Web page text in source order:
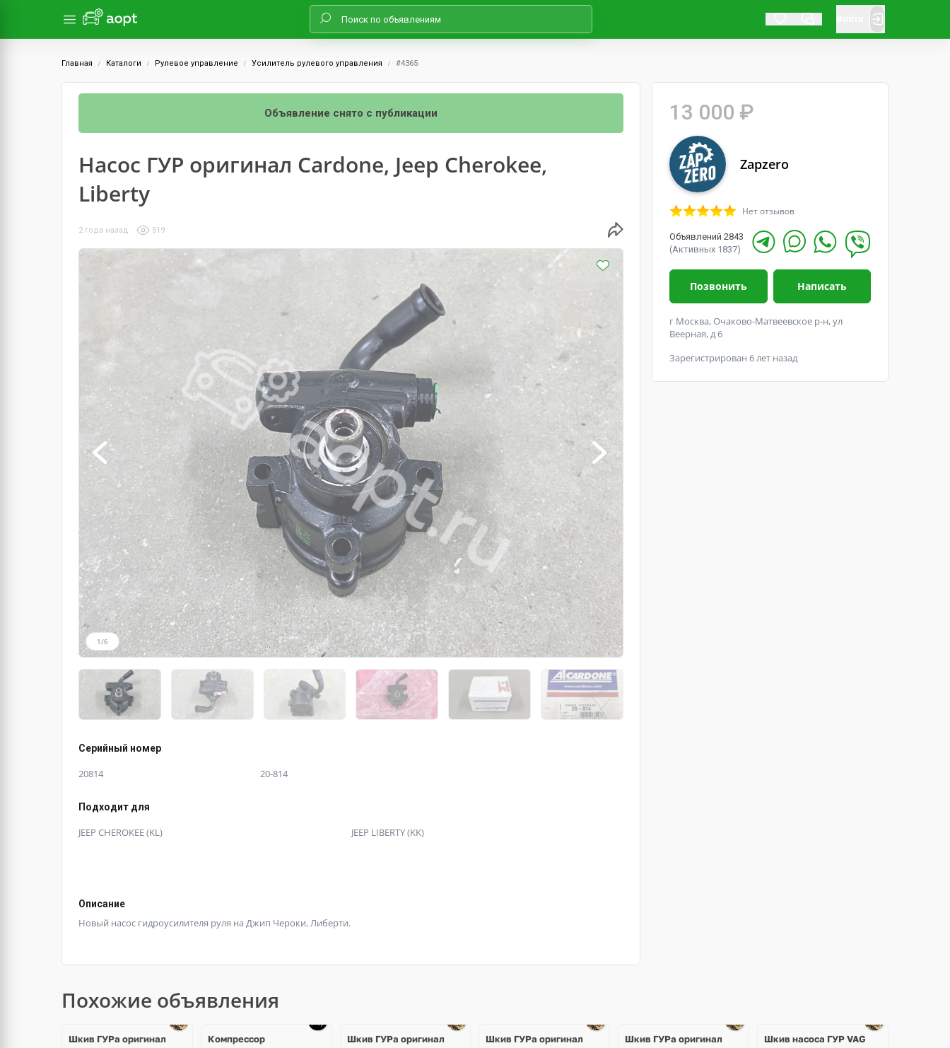
Главная Каталоги Рулевое управление Усилитель рулевого управления #4365
Объявление снято с публикации
Насос ГУР оригинал Cardone, Jeep Cherokee,
Liberty
2 года назад 519
1/6
Серийный номер
20814 20-814
Подходит для
JEEP CHEROKEE (KL) JEEP LIBERTY (KK)
Описание
Новый насос гидроусилителя руля на Джип Чероки, Либерти.
13 000 ₽
Zapzero
Нет отзывов
Объявлений 2843
(Активных 1837)
Позвонить Написать
г Москва, Очаково-Матвеевское р-н, ул
Веерная, д 6
Зарегистрирован 6 лет назад
Похожие объявления
Шкив ГУРа оригинал
Компрессор
Шкив ГУРа оригинал
Шкив ГУРа оригинал
Шкив ГУРа оригинал
Шкив насоса ГУР VAG